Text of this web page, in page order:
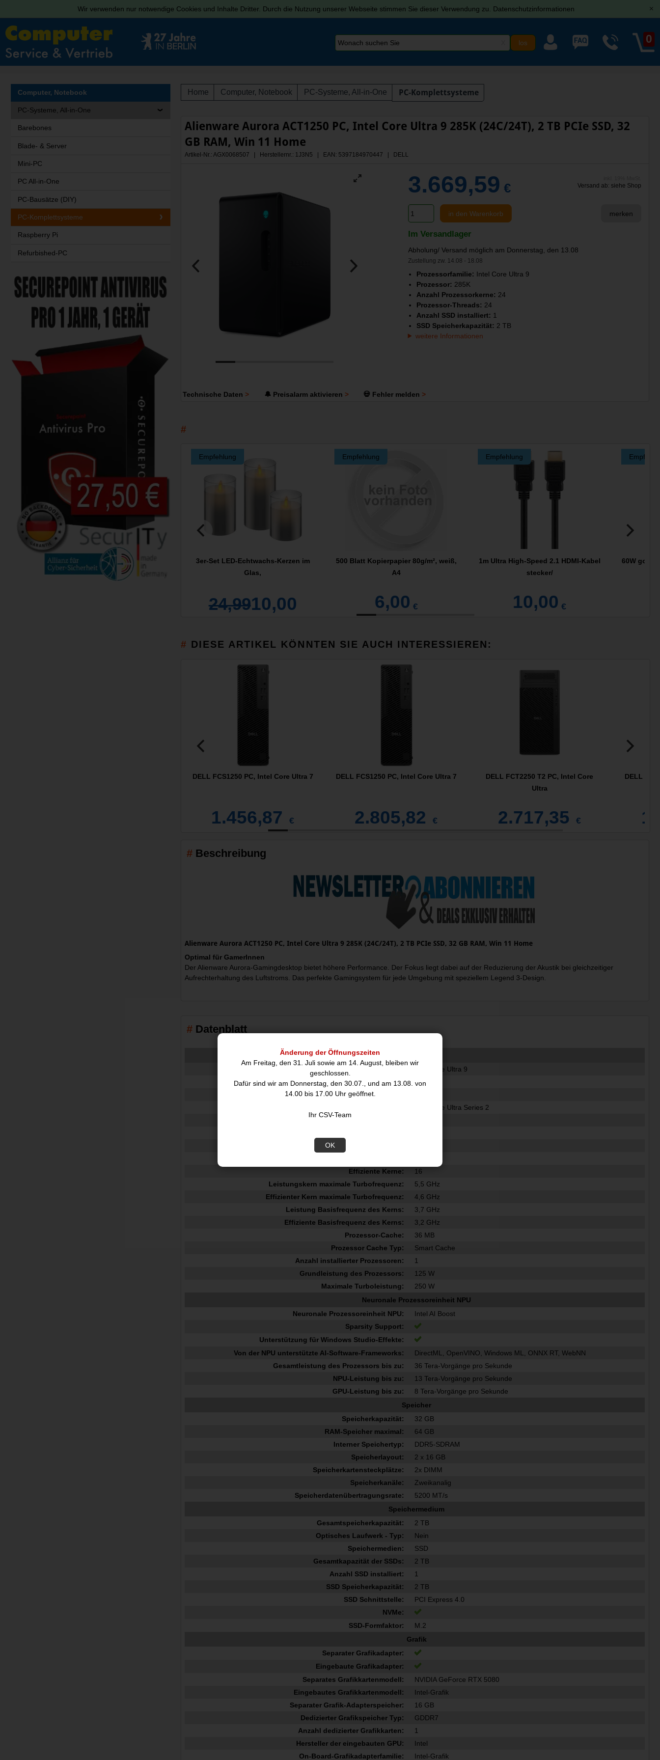
Wir verwenden nur notwendige Cookies und Inhalte Dritter. Durch die Nutzung unserer Webseite stimmen Sie dieser Verwendung zu. Datenschutzinformationen [x]
Änderung der Öffnungszeiten
Am Freitag, den 31. Juli sowie am 14. August, bleiben wir
geschlossen.
Dafür sind wir am Donnerstag, den 30.07., und am 13.08. von
14.00 bis 17.00 Uhr geöffnet.
Ihr CSV-Team
OK
0
Home Computer, Notebook PC-Systeme, All-in-One PC-Komplettsysteme
Alienware Aurora ACT1250 PC, Intel Core Ultra 9 285K (24C/24T), 2 TB PCIe SSD, 32
GB RAM, Win 11 Home
Artikel-Nr.: AGX0068507 | Herstellernr.: 1J3N5 | EAN: 5397184970447 | DELL
3.669,59 € Versand ab: siehe Shop
in den Warenkorb merken
Im Versandlager
Abholung/ Versand möglich am Donnerstag, den 13.08
Zustellung zw. 14.08 - 18.08
Prozessorfamilie: Intel Core Ultra 9
Prozessor: 285K
Anzahl Prozessorkerne: 24
Prozessor-Threads: 24
Anzahl SSD installiert: 1
SSD Speicherkapazität: 2 TB
weitere Informationen
Technische Daten 🔔 Preisalarm aktivieren 💀 Fehler melden
Empfehlung
3er-Set LED-Echtwachs-Kerzen im
Glas,
10,00
24,99
Empfehlung
500 Blatt Kopierpapier 80g/m², weiß,
A4
6,00 €
Empfehlung
1m Ultra High-Speed 2.1 HDMI-Kabel
stecker/
10,00 €
60W
DIESE ARTIKEL KÖNNTEN SIE AUCH INTERESSIEREN:
DELL FCS1250 PC, Intel Core Ultra 7
1.456,87 €
DELL FCS1250 PC, Intel Core Ultra 7
2.805,82 €
DELL FCT2250 T2 PC, Intel Core
Ultra
2.717,35 €
DELL
Beschreibung
Alienware Aurora ACT1250 PC, Intel Core Ultra 9 285K (24C/24T), 2 TB PCIe SSD, 32 GB RAM, Win 11 Home
Optimal für GamerInnen
Der Alienware Aurora-Gamingdesktop bietet höhere Performance. Der Fokus liegt dabei auf der Reduzierung der Akustik bei gleichzeitiger
Aufrechterhaltung des Luftstroms. Das perfekte Gamingsystem für jede Umgebung mit speziellem Legend 3-Design.
Datenblatt
Prozessorfamilie:
Intel Core Ultra 9
Prozessorhersteller:
Intel
Prozessor:
Intel Core Ultra Series 2
Prozessor Boost-Frequenz:
Effiziente Kerne:
16
Leistungskern maximale Turbofrequenz:
5,5 GHz
Effizienter Kern maximale Turbofrequenz:
4,6 GHz
Leistung Basisfrequenz des Kerns:
3,7 GHz
Effiziente Basisfrequenz des Kerns:
3,2 GHz
Prozessor-Cache:
36 MB
Prozessor Cache Typ:
Smart Cache
Anzahl installierter Prozessoren:
1
Grundleistung des Prozessors:
125 W
Maximale Turboleistung:
250 W
Neuronale Prozessoreinheit NPU
Neuronale Prozessoreinheit NPU:
Intel AI Boost
Sparsity Support:
Unterstützung für Windows Studio-Effekte:
Von der NPU unterstützte AI-Software-Frameworks:
DirectML, OpenVINO, Windows ML, ONNX RT, WebNN
Gesamtleistung des Prozessors bis zu:
36 Tera-Vorgänge pro Sekunde
NPU-Leistung bis zu:
13 Tera-Vorgänge pro Sekunde
GPU-Leistung bis zu:
8 Tera-Vorgänge pro Sekunde
Speicher
Speicherkapazität:
32 GB
RAM-Speicher maximal:
64 GB
Interner Speichertyp:
DDR5-SDRAM
Speicherlayout:
2 x 16 GB
Speicherkartensteckplätze:
2x DIMM
Speicherkanäle:
Zweikanalig
Speicherdatenübertragungsrate:
5200 MT/s
Speichermedium
Gesamtspeicherkapazität:
2 TB
Optisches Laufwerk - Typ:
Nein
Speichermedien:
SSD
Gesamtkapazität der SSDs:
2 TB
Anzahl SSD installiert:
1
SSD Speicherkapazität:
2 TB
SSD Schnittstelle:
PCI Express 4.0
NVMe:
SSD-Formfaktor:
M.2
Grafik
Separater Grafikadapter:
Eingebaute Grafikadapter:
Separates Grafikkartenmodell:
NVIDIA GeForce RTX 5080
Eingebautes Grafikkartenmodell:
Intel-Grafik
Separater Grafik-Adapterspeicher:
16 GB
Dedizierter Grafikspeicher Typ:
GDDR7
Anzahl dedizierter Grafikkarten:
1
Hersteller der eingebauten GPU:
Intel
On-Board-Grafikadapterfamilie:
Intel-Grafik
Computer, Notebook
PC-Systeme, All-in-One
Barebones
Blade- & Server
Mini-PC
PC All-in-One
PC-Bausätze (DIY)
PC-Komplettsysteme
Raspberry Pi
Refurbished-PC